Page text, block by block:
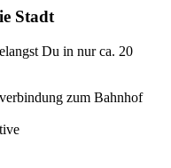
Stadt
Du in nur ca. 20
zum Bahnhof